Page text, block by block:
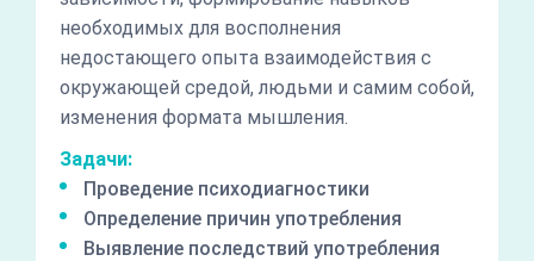
необходимых для восполнения
недостающего опыта взаимодействия с
окружающей средой, людьми и самим собой,
изменения формата мышления.
Задачи:
Проведение психодиагностики
Определение причин употребления
Выявление последствий употребления